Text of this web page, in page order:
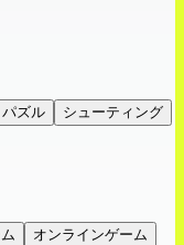
パズル
シューティング
オンラインゲーム